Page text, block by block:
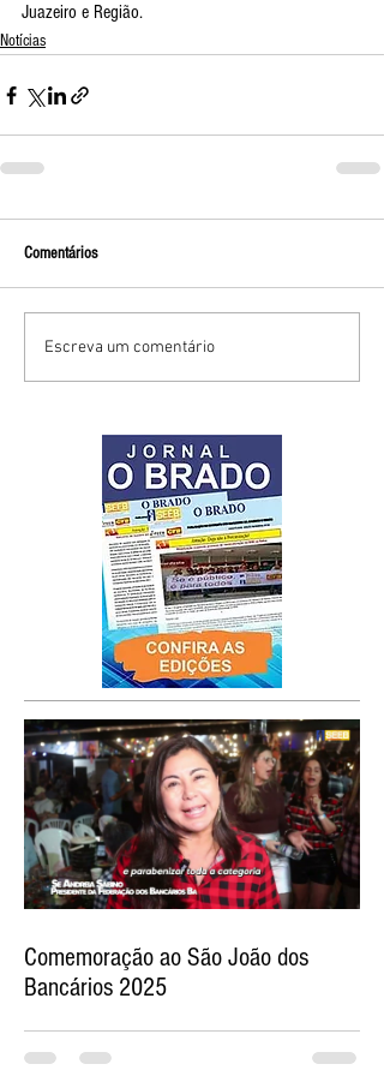
Juazeiro e Região.
Notícias
Comentários
Escreva um comentário
Comemoração ao São João dos
Bancários 2025